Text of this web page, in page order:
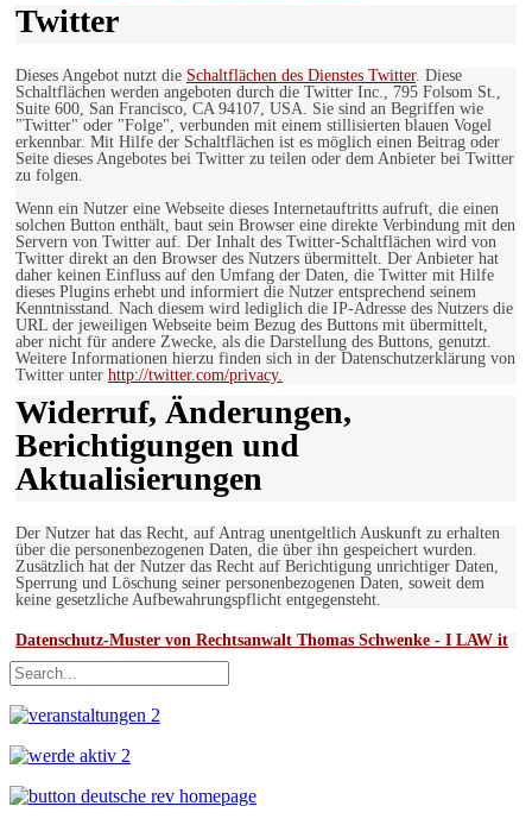
Twitter
Dieses Angebot nutzt die Schaltflächen des Dienstes Twitter. Diese
Schaltflächen werden angeboten durch die Twitter Inc., 795 Folsom St.,
Suite 600, San Francisco, CA 94107, USA. Sie sind an Begriffen wie
"Twitter" oder "Folge", verbunden mit einem stillisierten blauen Vogel
erkennbar. Mit Hilfe der Schaltflächen ist es möglich einen Beitrag oder
Seite dieses Angebotes bei Twitter zu teilen oder dem Anbieter bei Twitter
zu folgen.
Wenn ein Nutzer eine Webseite dieses Internetauftritts aufruft, die einen
solchen Button enthält, baut sein Browser eine direkte Verbindung mit den
Servern von Twitter auf. Der Inhalt des Twitter-Schaltflächen wird von
Twitter direkt an den Browser des Nutzers übermittelt. Der Anbieter hat
daher keinen Einfluss auf den Umfang der Daten, die Twitter mit Hilfe
dieses Plugins erhebt und informiert die Nutzer entsprechend seinem
Kenntnisstand. Nach diesem wird lediglich die IP-Adresse des Nutzers die
URL der jeweiligen Webseite beim Bezug des Buttons mit übermittelt,
aber nicht für andere Zwecke, als die Darstellung des Buttons, genutzt.
Weitere Informationen hierzu finden sich in der Datenschutzerklärung von
Twitter unter http://twitter.com/privacy.
Widerruf, Änderungen,
Berichtigungen und
Aktualisierungen
Der Nutzer hat das Recht, auf Antrag unentgeltlich Auskunft zu erhalten
über die personenbezogenen Daten, die über ihn gespeichert wurden.
Zusätzlich hat der Nutzer das Recht auf Berichtigung unrichtiger Daten,
Sperrung und Löschung seiner personenbezogenen Daten, soweit dem
keine gesetzliche Aufbewahrungspflicht entgegensteht.
Datenschutz-Muster von Rechtsanwalt Thomas Schwenke - I LAW it